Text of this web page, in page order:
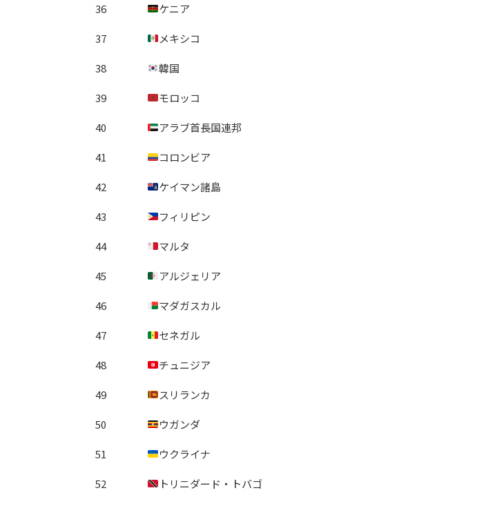
36 ケニア
37 メキシコ
38 韓国
39 モロッコ
40 アラブ首長国連邦
41 コロンビア
42 ケイマン諸島
43 フィリピン
44 マルタ
45 アルジェリア
46 マダガスカル
47 セネガル
48 チュニジア
49 スリランカ
50 ウガンダ
51 ウクライナ
52 トリニダード・トバゴ